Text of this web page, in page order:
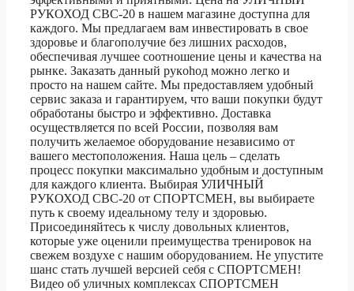
РУКОХОД СВС-20 в нашем магазине доступна для
каждого. Мы предлагаем вам инвестировать в свое
здоровье и благополучие без лишних расходов,
обеспечивая лучшее соотношение цены и качества на
рынке. Заказать данный рукohод можно легко и
просто на нашем сайте. Мы предоставляем удобный
сервис заказа и гарантируем, что ваши покупки будут
обработаны быстро и эффективно. Доставка
осуществляется по всей России, позволяя вам
получить желаемое оборудование независимо от
вашего местоположения. Наша цель – сделать
процесс покупки максимально удобным и доступным
для каждого клиента. Выбирая УЛИЧНЫЙ
РУКОХОД СВС-20 от СПОРТСМЕН, вы выбираете
путь к своему идеальному телу и здоровью.
Присоединяйтесь к числу довольных клиентов,
которые уже оценили преимущества тренировок на
свежем воздухе с нашим оборудованием. Не упустите
шанс стать лучшей версией себя с СПОРТСМЕН!
Видео об уличных комплексах СПОРТСМЕН